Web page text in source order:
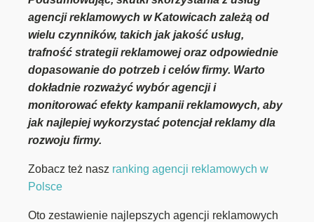
agencji reklamowych w Katowicach zależą od
wielu czynników, takich jak jakość usług,
trafność strategii reklamowej oraz odpowiednie
dopasowanie do potrzeb i celów firmy. Warto
dokładnie rozważyć wybór agencji i
monitorować efekty kampanii reklamowych, aby
jak najlepiej wykorzystać potencjał reklamy dla
rozwoju firmy.
Zobacz też nasz ranking agencji reklamowych w
Polsce
Oto zestawienie najlepszych agencji reklamowych